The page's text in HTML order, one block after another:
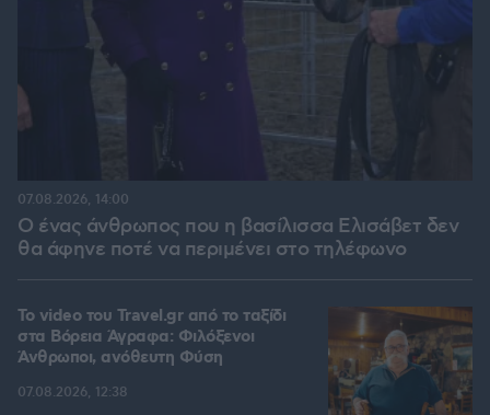
Ο ένας άνθρωπος που η βασίλισσα Ελισάβετ δεν
θα άφηνε ποτέ να περιμένει στο τηλέφωνο
07.08.2026, 14:00
To video του Travel.gr από το ταξίδι
στα Βόρεια Άγραφα: Φιλόξενοι
Άνθρωποι, ανόθευτη Φύση
07.08.2026, 12:38